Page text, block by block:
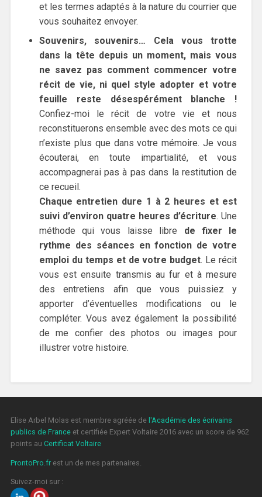
et les termes adaptés à la nature du courrier que
vous souhaitez envoyer.
Souvenirs, souvenirs… Cela vous trotte
dans la tête depuis un moment, mais vous
ne savez pas comment commencer votre
récit de vie, ni quel style adopter et votre
feuille reste désespérément blanche !
Confiez-moi le récit de votre vie et nous
reconstituerons ensemble avec des mots ce qui
n’existe plus que dans votre mémoire. Je vous
écouterai, en toute impartialité, et vous
accompagnerai pas à pas dans la restitution de
ce recueil.
Chaque entretien dure 1 à 2 heures et est
suivi d’environ quatre heures d’écriture. Une
méthode qui vous laisse libre de fixer le
rythme des séances en fonction de votre
emploi du temps et de votre budget. Le récit
vous est ensuite transmis au fur et à mesure
des entretiens afin que vous puissiez y
apporter d’éventuelles modifications ou le
compléter. Vous avez également la possibilité
de me confier des photos ou images pour
illustrer votre histoire.
Elise Arbel Molas est membre agréée de l'Académie des écrivains
publics de France et certifiée Expert Voltaire 2016 avec un score de 962
points au Certificat Voltaire
ProntoPro.fr est un de mes partenaires.
Suivez-moi sur :